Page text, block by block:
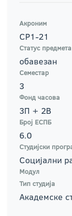
Акроним
СР1-21
Статус предмета
обавезан
Семестар
3
Фонд часова
3П + 2В
Број ЕСПБ
6.0
Студијски
Социјални
Модул
Тип студија
Академске